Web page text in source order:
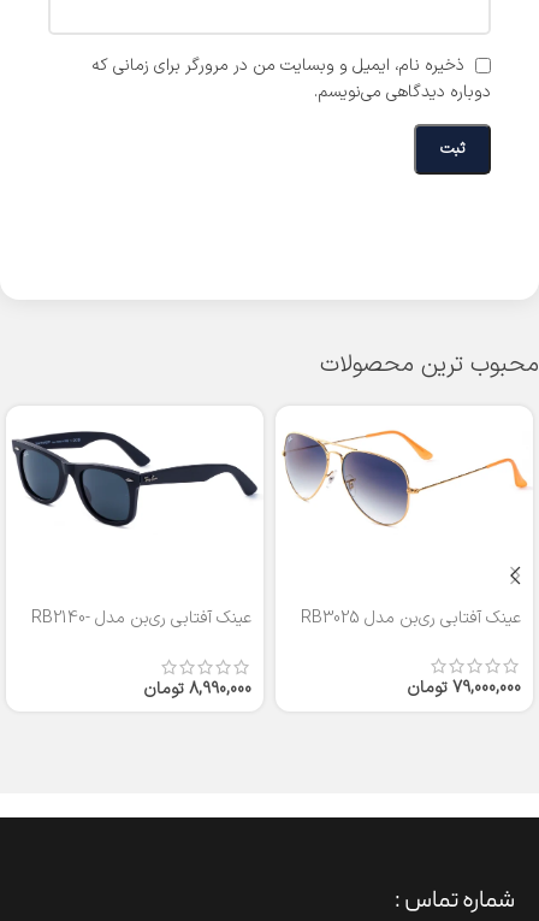
ذخیره نام، ایمیل و وبسایت من در مرورگر برای زمانی که
دوباره دیدگاهی می‌نویسم.
محبوب ترین محصولات
عینک آفتابی ری‌بن مدل RB3025
79,000,000تومان
عینک آفتابی ری‌بن مدل RB2140-
8,990,000تومان
شماره تماس :